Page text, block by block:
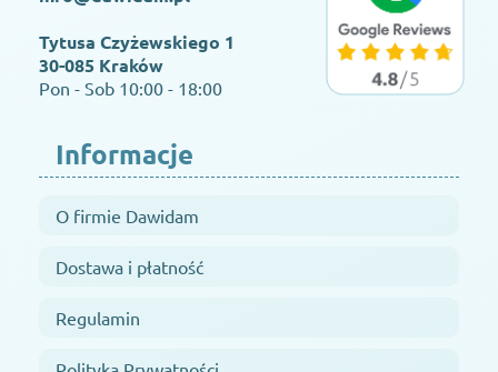
Tytusa Czyżewskiego 1
30-085 Kraków
Pon - Sob 10:00 - 18:00
Informacje
O firmie Dawidam
Dostawa i płatność
Regulamin